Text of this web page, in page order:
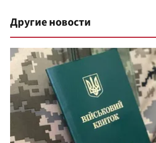
Другие новости